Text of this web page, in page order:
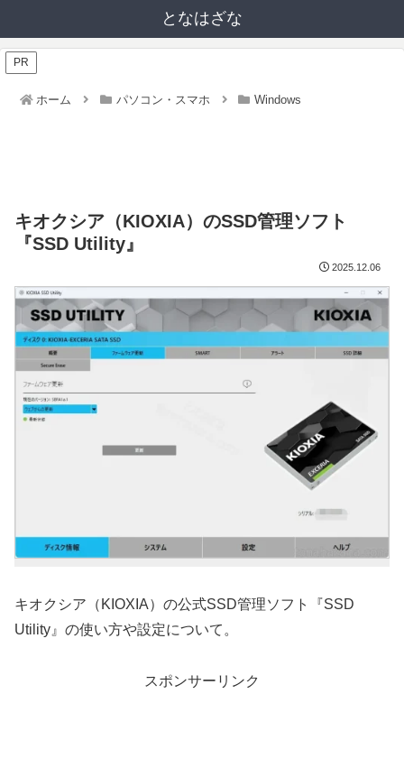
となはざな
PR
ホーム パソコン・スマホ Windows
キオクシア（KIOXIA）のSSD管理ソフト
『SSD Utility』
2025.12.06
キオクシア（KIOXIA）の公式SSD管理ソフト『SSD
Utility』の使い方や設定について。
スポンサーリンク